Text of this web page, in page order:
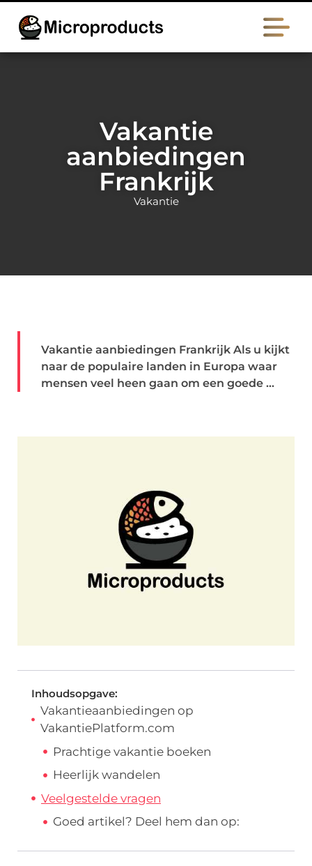
Vakantie
aanbiedingen
Frankrijk
Vakantie
Vakantie aanbiedingen Frankrijk Als u kijkt
naar de populaire landen in Europa waar
mensen veel heen gaan om een goede ...
Inhoudsopgave:
Vakantieaanbiedingen op
VakantiePlatform.com
Prachtige vakantie boeken
Heerlijk wandelen
Veelgestelde vragen
Goed artikel? Deel hem dan op: